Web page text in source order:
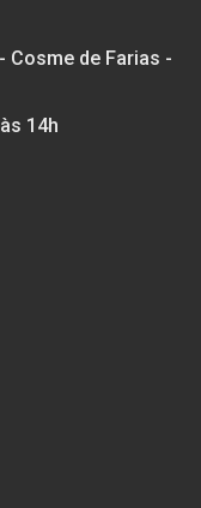
Cosme de Farias -
14h